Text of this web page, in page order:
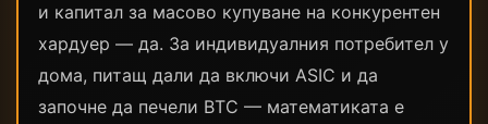
и капитал за масово купуване на конкурентен
хардуер — да. За индивидуалния потребител у
дома, питащ дали да включи ASIC и да
започне да печели BTC — математиката е